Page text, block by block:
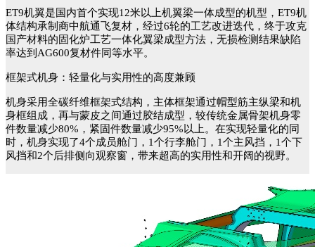
ET9机翼是国内首个实现12米以上机翼梁一体成型的机型，ET9机
体结构承制商中航通飞复材， 经过6轮的工艺改进迭代，终于攻克
国产材料的固化炉工艺一体化翼梁成型方法 ，无损检测结果缺陷
率达到 AG600复材件同等水平。
框架式机身：轻量化与实用性的高度兼顾
机身采用全碳纤维框架式结构，主体框架通过帽型筋主纵梁和机
身框组成，再与蒙皮之间通过胶结成型，较传统金属骨架机身零
件数量减少80%，紧固件数量减少95%以上。在实现轻量化的同
时，机身实现了4个成员舱门， 1个行李舱门，1个主风挡，1个下
风挡和2个后排侧向观察窗，带来超高的实用性和开阔的视野。